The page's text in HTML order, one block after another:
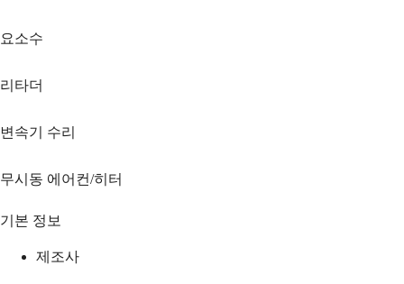
요소수
리타더
변속기 수리
무시동 에어컨/히터
기본 정보
제조사